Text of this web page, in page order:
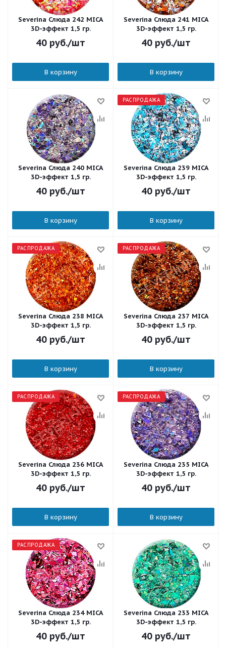
Severina Слюда 242 MICA
3D-эффект 1,5 гр.
40 руб./шт
В корзину
Severina Слюда 241 MICA
3D-эффект 1,5 гр.
40 руб./шт
В корзину
Severina Слюда 240 MICA
3D-эффект 1,5 гр.
40 руб./шт
В корзину
РАСПРОДАЖА
Severina Слюда 239 MICA
3D-эффект 1,5 гр.
40 руб./шт
В корзину
РАСПРОДАЖА
Severina Слюда 238 MICA
3D-эффект 1,5 гр.
40 руб./шт
В корзину
РАСПРОДАЖА
Severina Слюда 237 MICA
3D-эффект 1,5 гр.
40 руб./шт
В корзину
РАСПРОДАЖА
Severina Слюда 236 MICA
3D-эффект 1,5 гр.
40 руб./шт
В корзину
РАСПРОДАЖА
Severina Слюда 235 MICA
3D-эффект 1,5 гр.
40 руб./шт
В корзину
РАСПРОДАЖА
Severina Слюда 234 MICA
3D-эффект 1,5 гр.
40 руб./шт
Severina Слюда 233 MICA
3D-эффект 1,5 гр.
40 руб./шт